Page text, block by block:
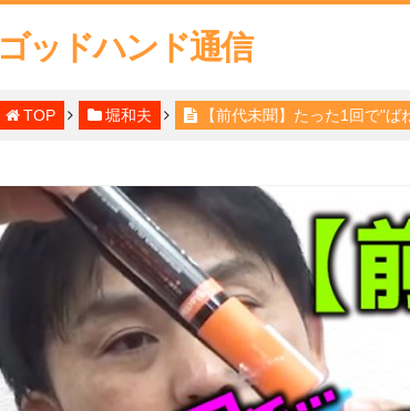
ゴッドハンド通信
TOP 堀和夫 【前代未聞】たった1回で"